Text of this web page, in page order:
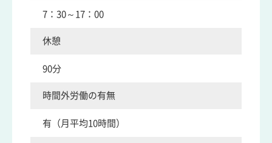
7：30～17：00
休憩
90分
時間外労働の有無
有（月平均10時間）